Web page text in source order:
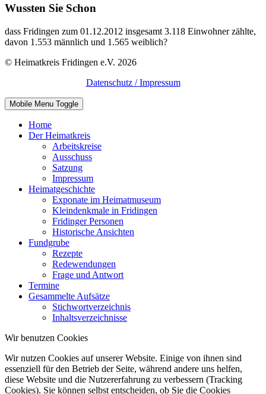
Wussten Sie Schon
dass Fridingen zum 01.12.2012 insgesamt 3.118 Einwohner zählte,
davon 1.553 männlich und 1.565 weiblich?
© Heimatkreis Fridingen e.V. 2026
Datenschutz / Impressum
Mobile Menu Toggle
Home
Der Heimatkreis
Arbeitskreise
Ausschuss
Satzung
Impressum
Heimatgeschichte
Exponate im Heimatmuseum
Kleindenkmale in Fridingen
Fridinger Personen
Historische Ansichten
Fundgrube
Rezepte
Redewendungen
Frage und Antwort
Termine
Gesammelte Aufsätze
Stichwortverzeichnis
Inhaltsverzeichnisse
Wir benutzen Cookies
Wir nutzen Cookies auf unserer Website. Einige von ihnen sind
essenziell für den Betrieb der Seite, während andere uns helfen,
diese Website und die Nutzererfahrung zu verbessern (Tracking
Cookies). Sie können selbst entscheiden, ob Sie die Cookies